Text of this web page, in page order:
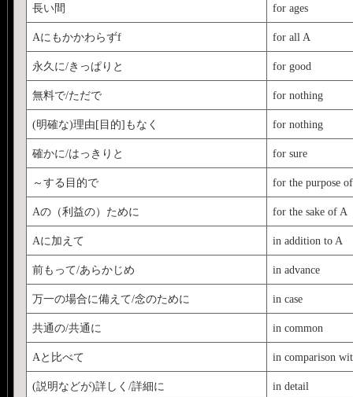
長い間 for ages
Aにもかかわらずf for all A
永久に/きっぱりと for good
無料で/ただで for nothing
(明確な)理由[目的]もなく for nothing
確かに/はっきりと for sure
～する目的で for the purpose
Aの（利益の）ために for the sake of A
Aに加えて in addition to A
前もって/あらかじめ in advance
万一の場合に備えて/念のために in case
共通の/共通に in common
Aと比べて in comparison
(説明などが)詳しく/詳細に in detail